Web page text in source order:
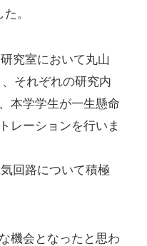
。
究室において丸山
それぞれの研究内
本学学生が一生懸命
レーションを行いま
回路について積極
機会となったと思わ